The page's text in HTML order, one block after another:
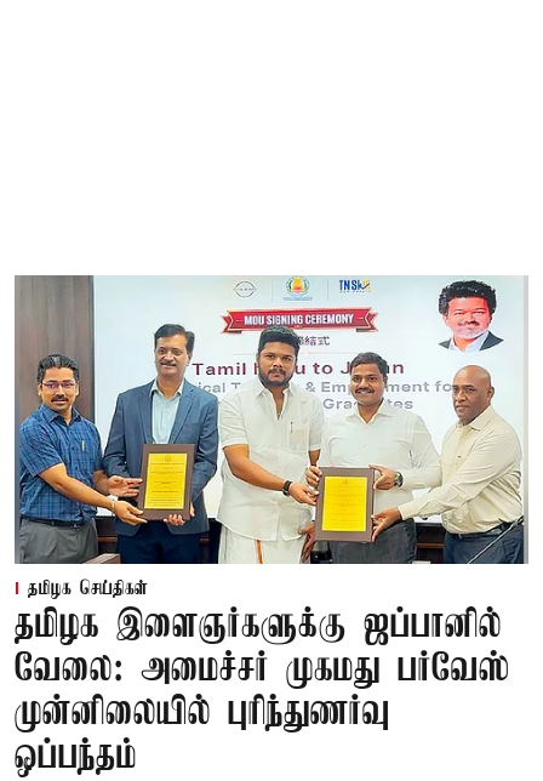
தமிழக செய்திகள்
தமிழக இளைஞர்களுக்கு ஜப்பானில்
வேலை: அமைச்சர் முகமது பர்வேஸ்
முன்னிலையில் புரிந்துணர்வு
ஒப்பந்தம்